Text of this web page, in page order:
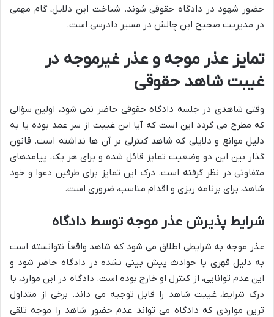
حضور شهود در دادگاه حقوقی شوند. شناخت این دلایل، گام مهمی
در مدیریت صحیح این چالش در مسیر دادرسی است.
تمایز عذر موجه و عذر غیرموجه در
غیبت شاهد حقوقی
وقتی شاهدی در جلسه دادگاه حقوقی حاضر نمی شود، اولین سؤالی
که مطرح می گردد این است که آیا این غیبت از سر عمد بوده یا به
دلیل موانع و دلایلی که شاهد کنترلی بر آن ها نداشته است. قانون
گذار بین این دو وضعیت تمایز قائل شده و برای هر یک، پیامدهای
متفاوتی در نظر گرفته است. درک این تمایز برای طرفین دعوا و خود
شاهد، برای برنامه ریزی و اقدام مناسب، ضروری است.
شرایط پذیرش عذر موجه توسط دادگاه
عذر موجه به شرایطی اطلاق می شود که شاهد واقعاً نتوانسته است
به دلیل قهری یا حوادث پیش بینی نشده در دادگاه حاضر شود و
این عدم توانایی، از کنترل او خارج بوده است. دادگاه در این موارد، با
درک شرایط، غیبت شاهد را قابل توجیه می داند. برخی از متداول
ترین مواردی که دادگاه می تواند عدم حضور شاهد را موجه تلقی